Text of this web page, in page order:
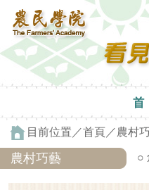
目前位置／首頁 ／ 農村
農村巧藝 ○